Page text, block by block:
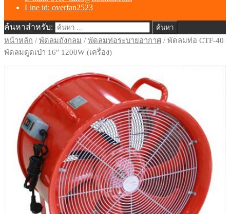
Line id: overfan2523
พัดลมอุตสาหกรรม จำหน่ายพัดลม
อุตสาหกรรม พัดลมโรงงาน จำหน่ายพัดลม
ฟาร์ม ฝ่ายขาย: 087-341-9111
ค้นหาสำหรับ:
หน้าหลัก / พัดลมถังกลม / พัดลมท่อระบายอากาศ / พัดลมท่อ CTF-40
พัดลมดูดเป่า 16″ 1200W (เครื่อง)